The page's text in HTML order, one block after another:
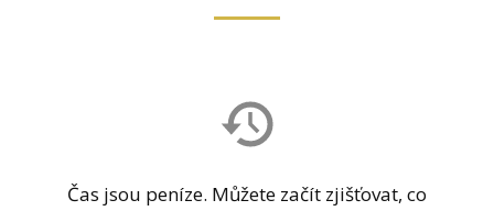
Čas jsou peníze. Můžete začít zjišťovat, co